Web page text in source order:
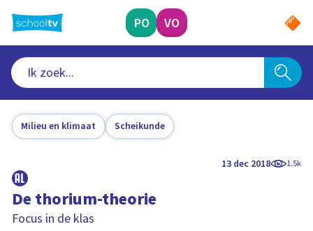
naar
hoofdinhoud
PO VO
Milieu en klimaat Scheikunde
13 dec 2018 1.5k
De thorium-theorie
Focus in de klas